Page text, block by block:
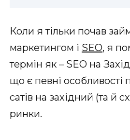
Коли я тільки почав
маркетингом і SEO, я
термін як – SEO на
що є певні особливості
сатів на західний (та й
ринки.